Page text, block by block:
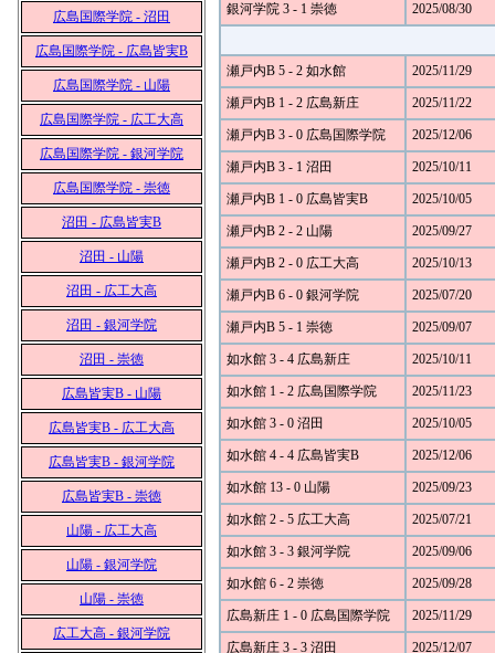
広島国際学院 - 沼田
広島国際学院 - 広島皆実B
広島国際学院 - 山陽
広島国際学院 - 広工大高
広島国際学院 - 銀河学院
広島国際学院 - 崇徳
沼田 - 広島皆実B
沼田 - 山陽
沼田 - 広工大高
沼田 - 銀河学院
沼田 - 崇徳
広島皆実B - 山陽
広島皆実B - 広工大高
広島皆実B - 銀河学院
広島皆実B - 崇徳
山陽 - 広工大高
山陽 - 銀河学院
山陽 - 崇徳
広工大高 - 銀河学院
銀河学院 3 - 1 崇徳 2025/08/30
瀬戸内B 5 - 2 如水館 2025/11/29
瀬戸内B 1 - 2 広島新庄 2025/11/22
瀬戸内B 3 - 0 広島国際学院 2025/12/06
瀬戸内B 3 - 1 沼田 2025/10/11
瀬戸内B 1 - 0 広島皆実B 2025/10/05
瀬戸内B 2 - 2 山陽 2025/09/27
瀬戸内B 2 - 0 広工大高 2025/10/13
瀬戸内B 6 - 0 銀河学院 2025/07/20
瀬戸内B 5 - 1 崇徳 2025/09/07
如水館 3 - 4 広島新庄 2025/10/11
如水館 1 - 2 広島国際学院 2025/11/23
如水館 3 - 0 沼田 2025/10/05
如水館 4 - 4 広島皆実B 2025/12/06
如水館 13 - 0 山陽 2025/09/23
如水館 2 - 5 広工大高 2025/07/21
如水館 3 - 3 銀河学院 2025/09/06
如水館 6 - 2 崇徳 2025/09/28
広島新庄 1 - 0 広島国際学院 2025/11/29
広島新庄 3 - 3 沼田 2025/12/07